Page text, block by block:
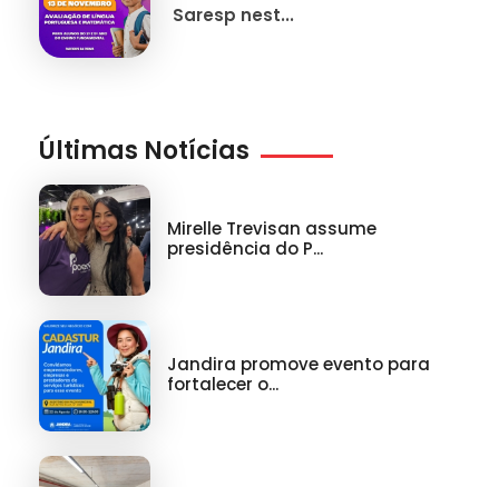
Saresp nest...
Últimas Notícias
Mirelle Trevisan assume
presidência do P...
Jandira promove evento para
fortalecer o...